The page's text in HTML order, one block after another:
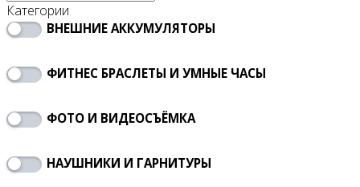
Категории
ВНЕШНИЕ АККУМУЛЯТОРЫ
ФИТНЕС БРАСЛЕТЫ И УМНЫЕ ЧАСЫ
ФОТО И ВИДЕОСЪЁМКА
НАУШНИКИ И ГАРНИТУРЫ